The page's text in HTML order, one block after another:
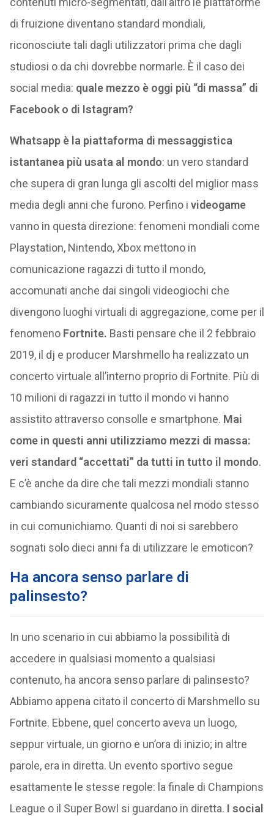
di fruizione diventano standard mondiali,
riconosciute tali dagli utilizzatori prima che dagli
studiosi o da chi dovrebbe normarle. È il caso dei
social media: quale mezzo è oggi più “di massa” di
Facebook o di Istagram?
Whatsapp è la piattaforma di messaggistica
istantanea più usata al mondo: un vero standard
che supera di gran lunga gli ascolti del miglior mass
media degli anni che furono. Perfino i videogame
vanno in questa direzione: fenomeni mondiali come
Playstation, Nintendo, Xbox mettono in
comunicazione ragazzi di tutto il mondo,
accomunati anche dai singoli videogiochi che
divengono luoghi virtuali di aggregazione, come per il
fenomeno Fortnite. Basti pensare che il 2 febbraio
2019, il dj e producer Marshmello ha realizzato un
concerto virtuale all’interno proprio di Fortnite. Più di
10 milioni di ragazzi in tutto il mondo vi hanno
assistito attraverso consolle e smartphone. Mai
come in questi anni utilizziamo mezzi di massa:
veri standard “accettati” da tutti in tutto il mondo.
E c’è anche da dire che tali mezzi mondiali stanno
cambiando sicuramente qualcosa nel modo stesso
in cui comunichiamo. Quanti di noi si sarebbero
sognati solo dieci anni fa di utilizzare le emoticon?
Ha ancora senso parlare di
palinsesto?
In uno scenario in cui abbiamo la possibilità di
accedere in qualsiasi momento a qualsiasi
contenuto, ha ancora senso parlare di palinsesto?
Abbiamo appena citato il concerto di Marshmello su
Fortnite. Ebbene, quel concerto aveva un luogo,
seppur virtuale, un giorno e un’ora di inizio; in altre
parole, era in diretta. Un evento sportivo segue
esattamente le stesse regole: la finale di Champions
League o il Super Bowl si guardano in diretta. I social